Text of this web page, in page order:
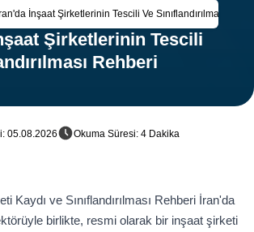
İnşaat Şirketlerinin Tescili Ve Sınıflandırılması
Şirketlerinin Tescili
Rehberi
05.08.2026 Okuma Süresi: 4 Dakika
Kaydı ve Sınıflandırılması Rehberi İran'da
birlikte, resmi olarak bir inşaat şirketi